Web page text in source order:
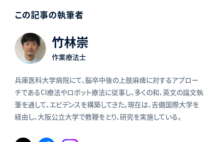
この記事の執筆者
竹林崇
作業療法士
兵庫医科大学病院にて、脳卒中後の上肢麻痺に対するアプロー
チであるCI療法やロボット療法に従事し、多くの和、英文の論文執
筆を通して、エビデンスを構築してきた。現在は、吉備国際大学を
経由し、大阪公立大学で教鞭をとり、研究を実施している。